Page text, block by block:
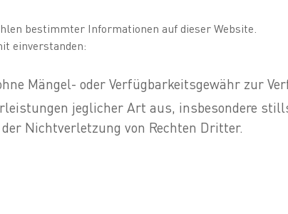
bestimmter Informationen auf dieser Website.
einverstanden:
Mängel- oder Verfügbarkeitsgewähr zur
jeglicher Art aus, insbesondere
Nichtverletzung von Rechten Dritter.